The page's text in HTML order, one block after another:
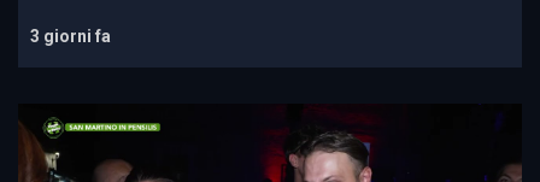
3 giorni fa